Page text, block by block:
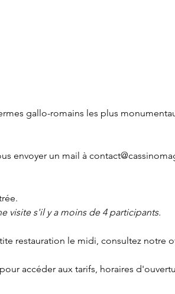
gallo-romains les plus
envoyer un mail à
visite s'il y a moins de 4 participants.
restauration le midi, consultez notre
pour accéder aux tarifs, horaires